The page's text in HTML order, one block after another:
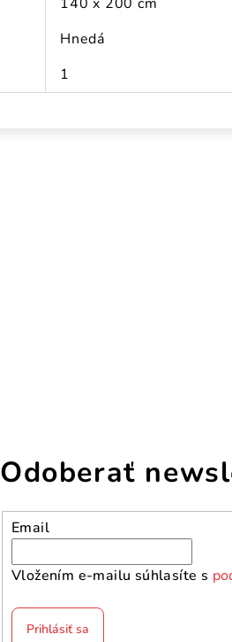
140 x 200 cm
Hnedá
1
Odoberať
Email
Vložením e-mailu súhlasíte s
Prihlásiť sa